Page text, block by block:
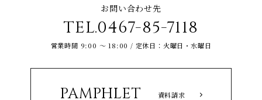
お問い合わせ先
TEL.0467-85-7118
営業時間 9:00 ～ 18:00 / 定休日：火曜日・水曜日
PAMPHLET 資料請求